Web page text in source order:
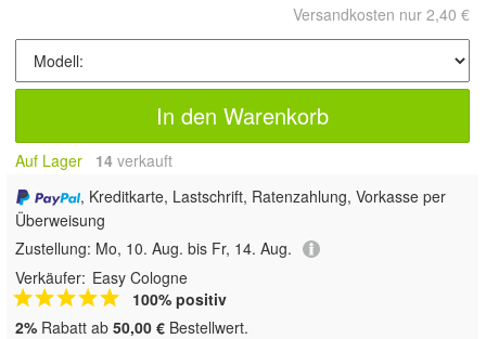
Versandkosten nur 2,40 €
In den Warenkorb
Auf Lager 14 verkauft
, Kreditkarte, Lastschrift, Ratenzahlung, Vorkasse per
Überweisung
Zustellung: Mo, 10. Aug. bis Fr, 14. Aug.
Verkäufer: Easy Cologne
100% positiv
2% Rabatt ab 50,00 € Bestellwert.